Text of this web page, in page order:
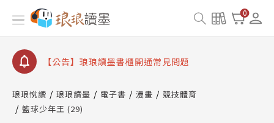
0
【公告】琅琅書店服務升級重要說明及資產合併結果
查詢
【公告】琅琅讀墨數位閱讀資產合併與書櫃開通申請
【公告】琅琅讀墨書櫃開通常見問題
請圖文教學
【公告】琅琅書店服務升級重要說明及資產合併結果
查詢
琅琅悅讀 琅琅讀墨 電子書 漫畫
競技體育
籃球少年王 (29)